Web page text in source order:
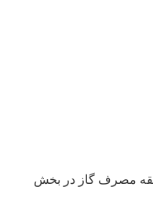
مصرف گاز در بخش